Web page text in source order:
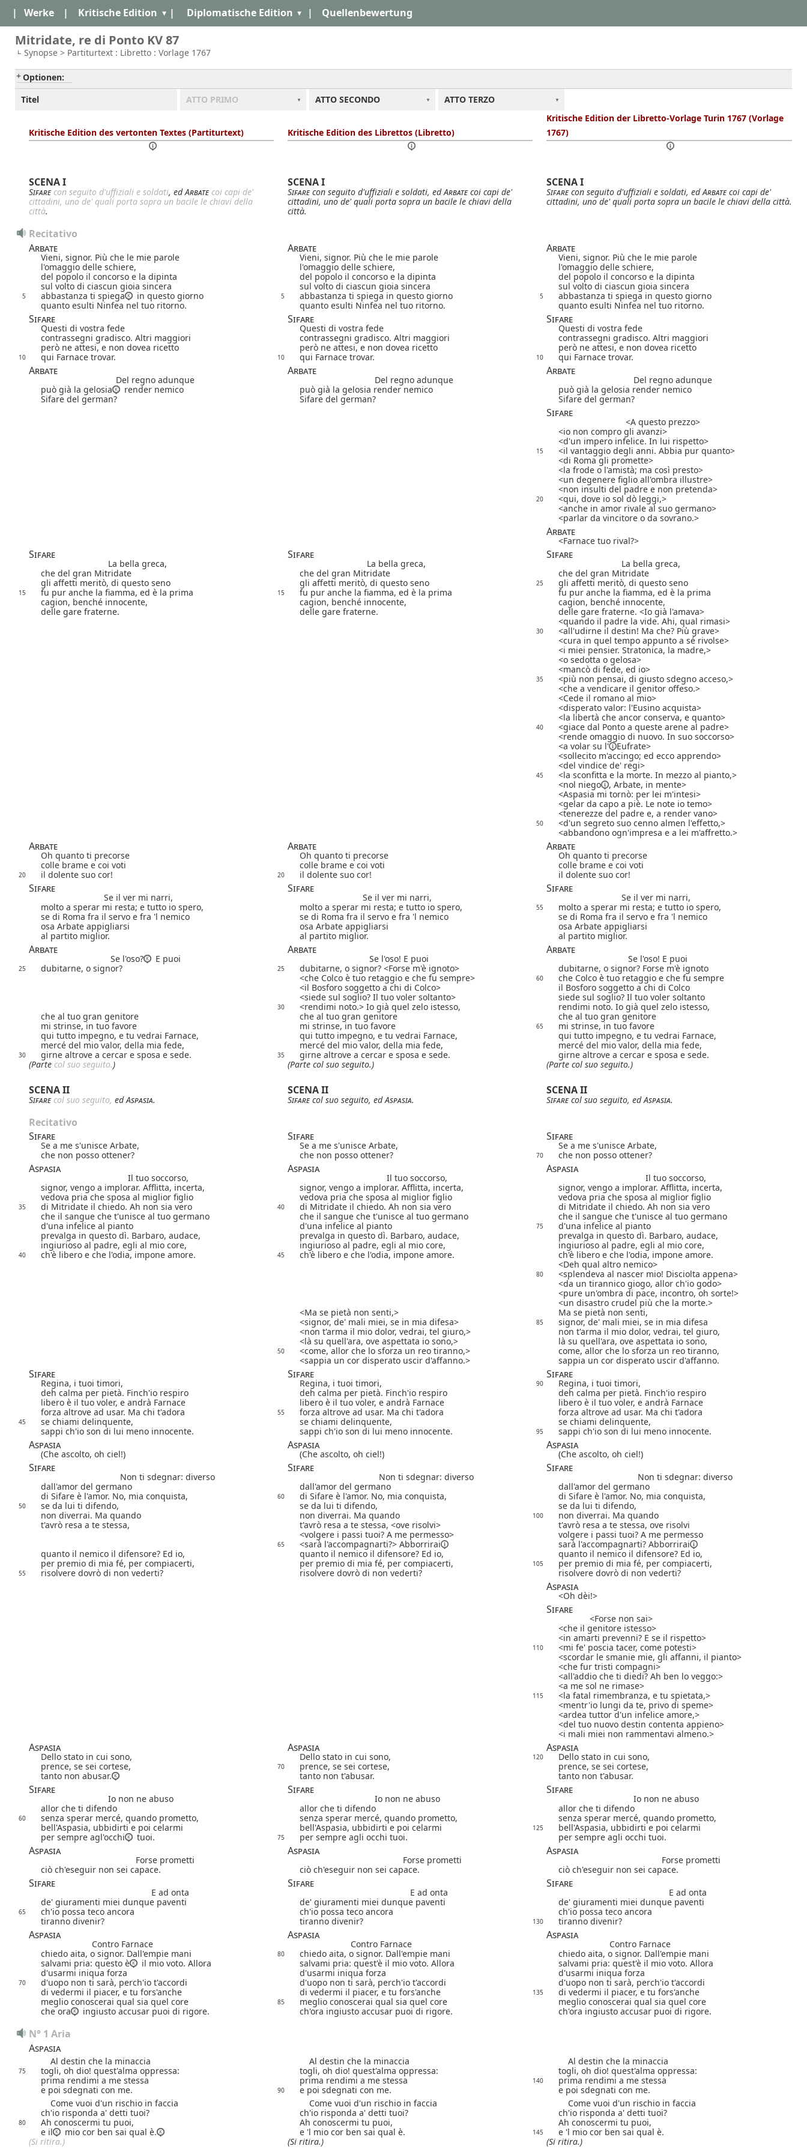
| Werke | Kritische Edition | Diplomatische Edition | Quellenbewertung
Mitridate, re di Ponto KV 87
Synopse > Partiturtext : Libretto : Vorlage 1767
Optionen:
Titel
ATTO PRIMO ATTO SECONDO ATTO TERZO
Kritische Edition des vertonten Textes (Partiturtext) Kritische Edition des Librettos (Libretto)
Kritische Edition der Libretto-Vorlage Turin 1767 (Vorlage
1767)
SCENA I SCENA I SCENA I
Sifarecon seguito d'uffiziali e soldati, edArbatecoi capi de'
cittadini, uno de' quali porta sopra un bacile le chiavi della
città.
Sifarecon seguito d'uffiziali e soldati, edArbatecoi capi de'
cittadini, uno de' quali porta sopra un bacile le chiavi della
città.
Sifarecon seguito d'uffiziali e soldati, edArbatecoi capi de'
cittadini, uno de' quali porta sopra un bacile le chiavi della città.
Recitativo
Arbate
Arbate Arbate
Vieni, signor. Più che le mie parole Vieni, signor. Più che le mie parole
Vieni, signor. Più che le mie parole
l'omaggio delle schiere,
l'omaggio delle schiere,
l'omaggio delle schiere,
del popolo il concorso e la dipinta
del popolo il concorso e la dipinta
del popolo il concorso e la dipinta
sul volto di ciascun gioia sincera
sul volto di ciascun gioia sincera sul volto di ciascun gioia sincera
5 abbastanza ti spiega in questo giorno 5 abbastanza ti spiega in questo giorno 5
abbastanza ti spiega in questo giorno
quanto esulti Ninfea nel tuo ritorno.
quanto esulti Ninfea nel tuo ritorno. quanto esulti Ninfea nel tuo ritorno.
Sifare Sifare Sifare
Questi di vostra fede Questi di vostra fede
Questi di vostra fede
contrassegni gradisco. Altri maggiori
contrassegni gradisco. Altri maggiori
contrassegni gradisco. Altri maggiori
però ne attesi, e non dovea ricetto
però ne attesi, e non dovea ricetto però ne attesi, e non dovea ricetto
10 qui Farnace trovar. 10 qui Farnace trovar. 10 qui Farnace trovar.
Arbate Arbate Arbate
Del regno adunque Del regno adunque
Del regno adunque
può già la gelosia
render nemico può già la gelosia render nemico
può già la gelosia render nemico
Sifare del german?
Sifare del german? Sifare del german?
Sifare
A questo prezzo
io non compro gli avanzi
d'un impero infelice. In lui rispetto
15
il vantaggio degli anni. Abbia pur quanto
di Roma gli promette
la frode o l'amistà; ma così presto
un degenere figlio all'ombra illustre
non insulti del padre e non pretenda
20
qui, dove io sol dò leggi,
anche in amor rivale al suo germano
parlar da vincitore o da sovrano.
Arbate
Farnace tuo rival?
Sifare Sifare Sifare
La bella greca, La bella greca,
La bella greca,
che del gran Mitridate
che del gran Mitridate
che del gran Mitridate
gli affetti meritò, di questo seno
gli affetti meritò, di questo seno 25 gli affetti meritò, di questo seno
15 fu pur anche la fiamma, ed è la prima 15 fu pur anche la fiamma, ed è la prima
fu pur anche la fiamma, ed è la prima
cagion, benché innocente,
cagion, benché innocente,
cagion, benché innocente,
delle gare fraterne.
delle gare fraterne. delle gare fraterne.
Io già l'amava
quando il padre la vide. Ahi, qual rimasi
30
all'udirne il destin! Ma che? Più grave
cura in quel tempo appunto a sé rivolse
i miei pensier. Stratonica, la madre,
o sedotta o gelosa
mancò di fede, ed io
35
più non pensai, di giusto sdegno acceso,
che a vendicare il genitor offeso.
Cede il romano al mio
disperato valor: l'Eusino acquista
la libertà che ancor conserva, e quanto
40
giace dal Ponto a queste arene al padre
rende omaggio di nuovo. In suo soccorso
a volar su l'
Eufrate
sollecito m'accingo; ed ecco apprendo
del vindice de' regi
45
la sconfitta e la morte. In mezzo al pianto,
nol niego
, Arbate, in mente
Aspasia mi tornò: per lei m'intesi
gelar da capo a piè. Le note io temo
tenerezze del padre e, a render vano
50
d'un segreto suo cenno almen l'effetto,
abbandono ogn'impresa e a lei m'affretto.
Arbate Arbate Arbate
Oh quanto ti precorse Oh quanto ti precorse
Oh quanto ti precorse
colle brame e coi voti
colle brame e coi voti colle brame e coi voti
20 il dolente suo cor! 20 il dolente suo cor! il dolente suo cor!
Sifare Sifare Sifare
Se il ver mi narri, Se il ver mi narri,
Se il ver mi narri,
molto a sperar mi resta; e tutto io spero,
molto a sperar mi resta; e tutto io spero, 55
molto a sperar mi resta; e tutto io spero,
se di Roma fra il servo e fra 'l nemico
se di Roma fra il servo e fra 'l nemico
se di Roma fra il servo e fra 'l nemico
osa Arbate appigliarsi
osa Arbate appigliarsi
osa Arbate appigliarsi
al partito miglior.
al partito miglior. al partito miglior.
Arbate Arbate Arbate
Se l'oso? E puoi Se l'oso! E puoi Se l'oso! E puoi
25 dubitarne, o signor? 25 dubitarne, o signor? Forse m'è ignoto dubitarne, o signor? Forse m'è ignoto
che Colco è tuo retaggio e che fu sempre
60
che Colco è tuo retaggio e che fu sempre
il Bosforo soggetto a chi di Colco
il Bosforo soggetto a chi di Colco
siede sul soglio? Il tuo voler soltanto
siede sul soglio? Il tuo voler soltanto
30 rendimi noto. Io già quel zelo istesso, rendimi noto. Io già quel zelo istesso,
che al tuo gran genitore
che al tuo gran genitore
che al tuo gran genitore
mi strinse, in tuo favore
mi strinse, in tuo favore 65
mi strinse, in tuo favore
qui tutto impegno, e tu vedrai Farnace,
qui tutto impegno, e tu vedrai Farnace,
qui tutto impegno, e tu vedrai Farnace,
mercé del mio valor, della mia fede,
mercé del mio valor, della mia fede, mercé del mio valor, della mia fede,
30 girne altrove a cercar e sposa e sede. 35 girne altrove a cercar e sposa e sede.
girne altrove a cercar e sposa e sede.
(Parte col suo seguito.) (Parte col suo seguito.) (Parte col suo seguito.)
SCENA II SCENA II SCENA II
Sifarecol suo seguito, edAspasia. Sifarecol suo seguito, edAspasia. Sifarecol suo seguito, edAspasia.
Recitativo
Sifare
Sifare Sifare
Se a me s'unisce Arbate, Se a me s'unisce Arbate,
Se a me s'unisce Arbate,
che non posso ottener?
che non posso ottener? 70 che non posso ottener?
Aspasia Aspasia Aspasia
Il tuo soccorso, Il tuo soccorso,
Il tuo soccorso,
signor, vengo a implorar. Afflitta, incerta,
signor, vengo a implorar. Afflitta, incerta,
signor, vengo a implorar. Afflitta, incerta,
vedova pria che sposa al miglior figlio
vedova pria che sposa al miglior figlio vedova pria che sposa al miglior figlio
35 di Mitridate il chiedo. Ah non sia vero 40 di Mitridate il chiedo. Ah non sia vero
di Mitridate il chiedo. Ah non sia vero
che il sangue che t'unisce al tuo germano
che il sangue che t'unisce al tuo germano
che il sangue che t'unisce al tuo germano
d'una infelice al pianto
d'una infelice al pianto 75
d'una infelice al pianto
prevalga in questo dì. Barbaro, audace,
prevalga in questo dì. Barbaro, audace,
prevalga in questo dì. Barbaro, audace,
ingiurioso al padre, egli al mio core,
ingiurioso al padre, egli al mio core, ingiurioso al padre, egli al mio core,
40 ch'è libero e che l'odia, impone amore. 45 ch'è libero e che l'odia, impone amore.
ch'è libero e che l'odia, impone amore.
Deh qual altro nemico
80
splendeva al nascer mio! Disciolta appena
da un tirannico giogo, allor ch'io godo
pure un'ombra di pace, incontro, oh sorte!
un disastro crudel più che la morte.
Ma se pietà non senti,
Ma se pietà non senti,
signor, de' mali miei, se in mia difesa
85
signor, de' mali miei, se in mia difesa
non t'arma il mio dolor, vedrai, tel giuro,
non t'arma il mio dolor, vedrai, tel giuro,
là su quell'ara, ove aspettata io sono,
là su quell'ara, ove aspettata io sono,
50 come, allor che lo sforza un reo tiranno,
come, allor che lo sforza un reo tiranno,
sappia un cor disperato uscir d'affanno.
sappia un cor disperato uscir d'affanno.
Sifare Sifare Sifare
Regina, i tuoi timori, Regina, i tuoi timori, 90
Regina, i tuoi timori,
deh calma per pietà. Finch'io respiro
deh calma per pietà. Finch'io respiro
deh calma per pietà. Finch'io respiro
libero è il tuo voler, e andrà Farnace
libero è il tuo voler, e andrà Farnace
libero è il tuo voler, e andrà Farnace
forza altrove ad usar. Ma chi t'adora
55 forza altrove ad usar. Ma chi t'adora forza altrove ad usar. Ma chi t'adora
45 se chiami delinquente, se chiami delinquente,
se chiami delinquente,
sappi ch'io son di lui meno innocente.
sappi ch'io son di lui meno innocente. 95 sappi ch'io son di lui meno innocente.
Aspasia Aspasia Aspasia
(Che ascolto, oh ciel!) (Che ascolto, oh ciel!) (Che ascolto, oh ciel!)
Sifare Sifare Sifare
Non ti sdegnar: diverso Non ti sdegnar: diverso
Non ti sdegnar: diverso
dall'amor del germano
dall'amor del germano
dall'amor del germano
di Sifare è l'amor. No, mia conquista,
60 di Sifare è l'amor. No, mia conquista, di Sifare è l'amor. No, mia conquista,
50 se da lui ti difendo, se da lui ti difendo,
se da lui ti difendo,
non diverrai. Ma quando
non diverrai. Ma quando 100
non diverrai. Ma quando
t'avrò resa a te stessa,
t'avrò resa a te stessa, ove risolvi t'avrò resa a te stessa, ove risolvi
volgere i passi tuoi? A me permesso
volgere i passi tuoi? A me permesso
65 sarà l'accompagnarti? Abborrirai sarà l'accompagnarti? Abborrirai
quanto il nemico il difensore? Ed io,
quanto il nemico il difensore? Ed io,
quanto il nemico il difensore? Ed io,
per premio di mia fé, per compiacerti,
per premio di mia fé, per compiacerti, 105 per premio di mia fé, per compiacerti,
55 risolvere dovrò di non vederti? risolvere dovrò di non vederti? risolvere dovrò di non vederti?
Aspasia
Oh dèi!
Sifare
Forse non sai
che il genitore istesso
in amarti prevenni? E se il rispetto
110
mi fe' poscia tacer, come potesti
scordar le smanie mie, gli affanni, il pianto
che fur tristi compagni
all'addio che ti diedi? Ah ben lo veggo:
a me sol ne rimase
115
la fatal rimembranza, e tu spietata,
mentr'io lungi da te, privo di speme
ardea tuttor d'un infelice amore,
del tuo nuovo destin contenta appieno
i mali miei non rammentavi almeno.
Aspasia Aspasia Aspasia
Dello stato in cui sono, Dello stato in cui sono, 120
Dello stato in cui sono,
prence, se sei cortese,
70 prence, se sei cortese,
prence, se sei cortese,
tanto non abusar.
tanto non t'abusar. tanto non t'abusar.
Sifare Sifare Sifare
Io non ne abuso Io non ne abuso
Io non ne abuso
allor che ti difendo
allor che ti difendo allor che ti difendo
60 senza sperar mercé, quando prometto, senza sperar mercé, quando prometto,
senza sperar mercé, quando prometto,
bell'Aspasia, ubbidirti e poi celarmi
bell'Aspasia, ubbidirti e poi celarmi 125
bell'Aspasia, ubbidirti e poi celarmi
per sempre agl'occhi
tuoi. 75 per sempre agli occhi tuoi. per sempre agli occhi tuoi.
Aspasia Aspasia Aspasia
Forse prometti Forse prometti
Forse prometti
ciò ch'eseguir non sei capace.
ciò ch'eseguir non sei capace. ciò ch'eseguir non sei capace.
Sifare Sifare Sifare
E ad onta E ad onta
E ad onta
de' giuramenti miei dunque paventi
de' giuramenti miei dunque paventi de' giuramenti miei dunque paventi
65 ch'io possa teco ancora ch'io possa teco ancora
ch'io possa teco ancora
tiranno divenir?
tiranno divenir? 130 tiranno divenir?
Aspasia Aspasia Aspasia
Contro Farnace Contro Farnace
Contro Farnace
chiedo aita, o signor. Dall'empie mani
80 chiedo aita, o signor. Dall'empie mani
chiedo aita, o signor. Dall'empie mani
salvami pria: questo è
il mio voto. Allora salvami pria: quest'è il mio voto. Allora
salvami pria: quest'è il mio voto. Allora
d'usarmi iniqua forza
d'usarmi iniqua forza d'usarmi iniqua forza
70 d'uopo non ti sarà, perch'io t'accordi d'uopo non ti sarà, perch'io t'accordi
d'uopo non ti sarà, perch'io t'accordi
di vedermi il piacer, e tu fors'anche
di vedermi il piacer, e tu fors'anche 135
di vedermi il piacer, e tu fors'anche
meglio conoscerai qual sia quel core
85 meglio conoscerai qual sia quel core
meglio conoscerai qual sia quel core
che ora
ingiusto accusar puoi di rigore. ch'ora ingiusto accusar puoi di rigore. ch'ora ingiusto accusar puoi di rigore.
N° 1 Aria
Aspasia
Al destin che la minaccia Al destin che la minaccia Al destin che la minaccia
75 togli, oh dio! quest'alma oppressa: togli, oh dio! quest'alma oppressa:
togli, oh dio! quest'alma oppressa:
prima rendimi a me stessa
prima rendimi a me stessa 140
prima rendimi a me stessa
e poi sdegnati con me.
90 e poi sdegnati con me.
e poi sdegnati con me.
Come vuoi d'un rischio in faccia
Come vuoi d'un rischio in faccia
Come vuoi d'un rischio in faccia
ch'io risponda a' detti tuoi?
ch'io risponda a' detti tuoi? ch'io risponda a' detti tuoi?
80 Ah conoscermi tu puoi, Ah conoscermi tu puoi,
Ah conoscermi tu puoi,
e il
mio cor ben sai qual è. e 'l mio cor ben sai qual è. 145
e 'l mio cor ben sai qual è.
(Si ritira.)
(Si ritira.) (Si ritira.)